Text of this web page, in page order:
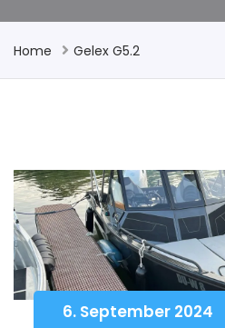
Home Gelex G5.2
6. September 2024